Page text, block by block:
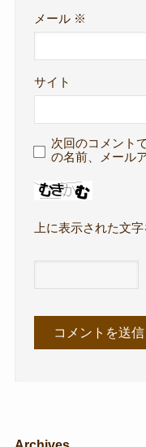
メール ※
サイト
次回のコメント
の名前、メール
上に表示された文